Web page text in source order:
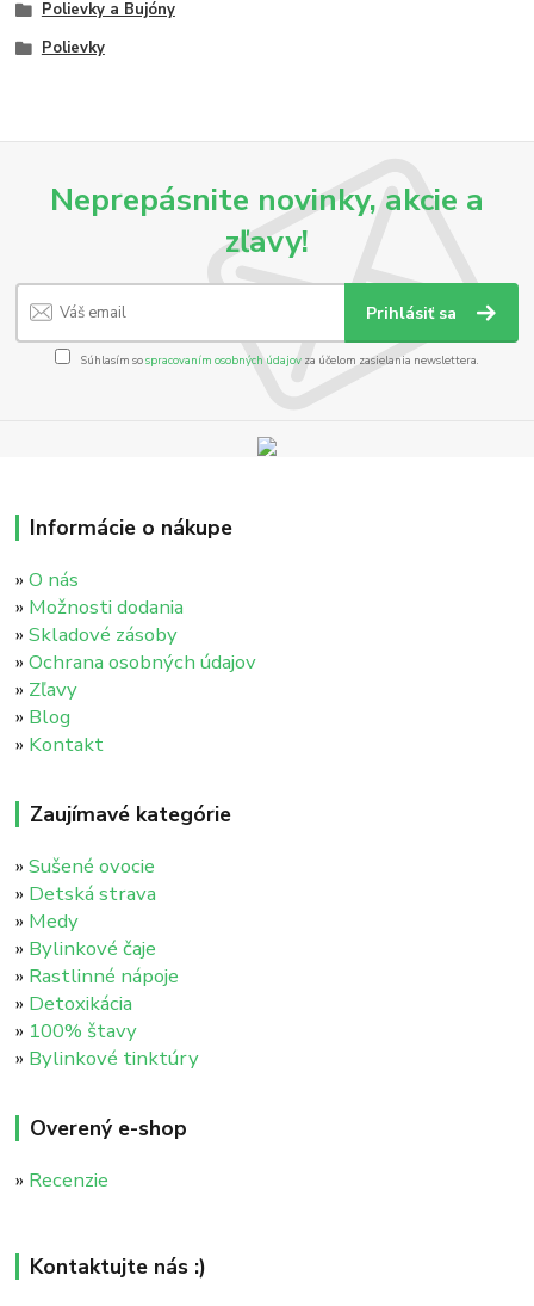
Polievky a Bujóny
Polievky
Neprepásnite novinky, akcie a
zľavy!
Prihlásiť sa
Súhlasím sospracovaním osobných údajov za účelom zasielania newslettera.
Informácie o nákupe
»O nás
» Možnosti dodania
»Skladové zásoby
»Ochrana osobných údajov
» Zľavy
» Blog
» Kontakt
Zaujímavé kategórie
»Sušené ovocie
» Detská strava
» Medy
» Bylinkové čaje
» Rastlinné nápoje
» Detoxikácia
» 100% štavy
» Bylinkové tinktúry
Overený e-shop
» Recenzie
Kontaktujte nás :)